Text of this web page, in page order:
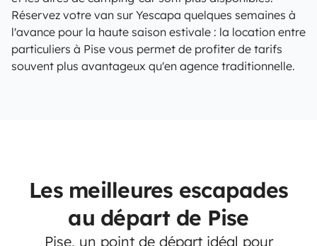
Réservez votre van sur Yescapa quelques semaines à
l'avance pour la haute saison estivale : la location entre
particuliers à Pise vous permet de profiter de tarifs
souvent plus avantageux qu'en agence traditionnelle.
Les meilleures escapades
au départ de Pise
Pise, un point de départ idéal pour